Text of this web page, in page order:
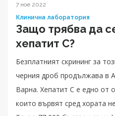
7 ное 2022
Клинична лаборатория
Защо трябва да
хепатит С?
Безплатният скрининг за
черния дроб продължава в
Варна. Хепатит С е едно от
които вървят сред хората